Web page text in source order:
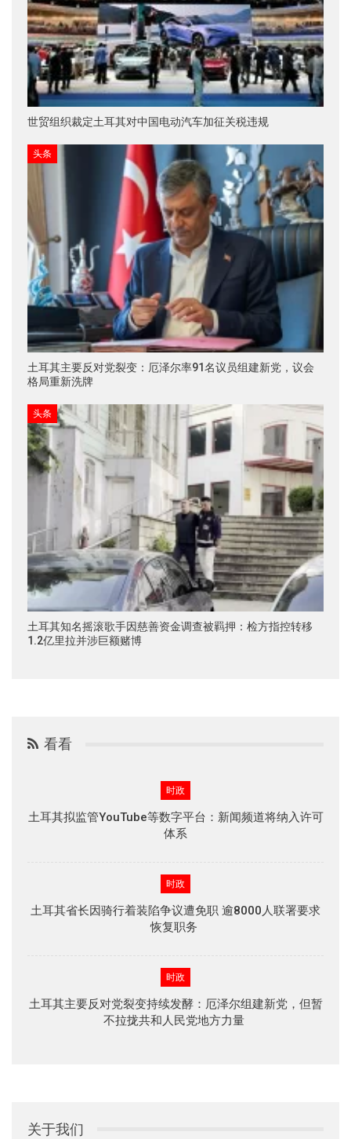
世贸组织裁定土耳其对中国电动汽车加征关税违规
头条
土耳其主要反对党裂变：厄泽尔率91名议员组建新党，议会
格局重新洗牌
头条
土耳其知名摇滚歌手因慈善资金调查被羁押：检方指控转移
1.2亿里拉并涉巨额赌博
看看
时政
土耳其拟监管YouTube等数字平台：新闻频道将纳入许可
体系
时政
土耳其省长因骑行着装陷争议遭免职 逾8000人联署要求
恢复职务
时政
土耳其主要反对党裂变持续发酵：厄泽尔组建新党，但暂
不拉拢共和人民党地方力量
关于我们